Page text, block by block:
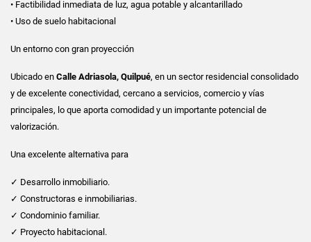
• Factibilidad inmediata de luz, agua potable y alcantarillado
• Uso de suelo habitacional
Un entorno con gran proyección
Ubicado en Calle Adriasola, Quilpué, en un sector residencial consolidado
y de excelente conectividad, cercano a servicios, comercio y vías
principales, lo que aporta comodidad y un importante potencial de
valorización.
Una excelente alternativa para
✓ Desarrollo inmobiliario.
✓ Constructoras e inmobiliarias.
✓ Condominio familiar.
✓ Proyecto habitacional.